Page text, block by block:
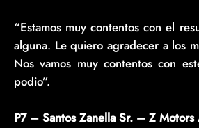
“Estamos muy contentos con el
alguna. Le quiero agradecer a los
Nos vamos muy contentos con
podio”.
P7 – Santos Zanella Sr. – Z